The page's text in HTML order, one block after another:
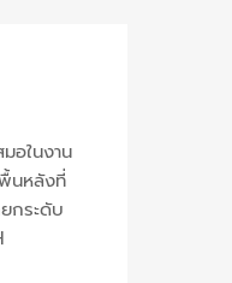
อในงาน
นหลังที่
กระดับ